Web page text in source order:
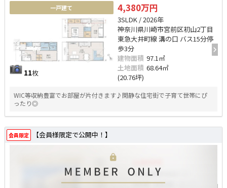
一戸建て
11枚
4,380万円
3SLDK / 2026年
神奈川県川崎市宮前区初山2丁目
東急大井町線 溝の口 バス15分停
歩3分
建物面積 97.1㎡
土地面積 68.64㎡
(20.76坪)
WIC等収納豊富でお部屋が片付きます♪閑静な住宅街で子育て世帯にぴ
ったり◎
会員限定 【会員様限定で公開中！】